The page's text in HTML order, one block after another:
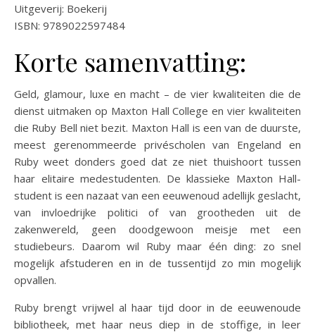
Uitgeverij: Boekerij
ISBN: 9789022597484
Korte samenvatting:
Geld, glamour, luxe en macht – de vier kwaliteiten die de
dienst uitmaken op Maxton Hall College en vier kwaliteiten
die Ruby Bell niet bezit. Maxton Hall is een van de duurste,
meest gerenommeerde privéscholen van Engeland en
Ruby weet donders goed dat ze niet thuishoort tussen
haar elitaire medestudenten. De klassieke Maxton Hall-
student is een nazaat van een eeuwenoud adellijk geslacht,
van invloedrijke politici of van grootheden uit de
zakenwereld, geen doodgewoon meisje met een
studiebeurs. Daarom wil Ruby maar één ding: zo snel
mogelijk afstuderen en in de tussentijd zo min mogelijk
opvallen.
Ruby brengt vrijwel al haar tijd door in de eeuwenoude
bibliotheek, met haar neus diep in de stoffige, in leer